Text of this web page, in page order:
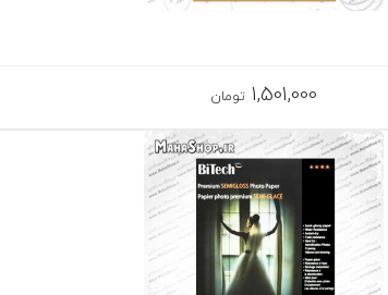
1,501,000 تومان